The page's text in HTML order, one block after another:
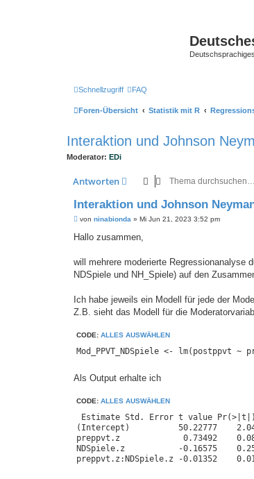
Schnellzugriff FAQ
Foren-Übersicht Statistik mit R
Interaktion und Johnson
Moderator: EDi
Antworten
Interaktion und Johnson
B
i
a
von ninabionda » Mi Jun 21, 2023 3:52 pm
Hallo zusammen,
will mehrere moderierte Regressionanalyse
NDSpiele und NH_Spiele) auf den
Ich habe jeweils ein Modell für jede der
Z.B. sieht das Modell für die
CODE: ALLES AUSWÄHLEN
Mod_PPVT_NDSpiele <- lm(postppvt
Als Output erhalte ich
CODE: ALLES AUSWÄHLEN
Estimate Std. Error t value
(Intercept)          50.22777
preppvt.z             0.73492
NDSpiele.z           -0.16575
preppvt.z:NDSpiele.z -0.01352